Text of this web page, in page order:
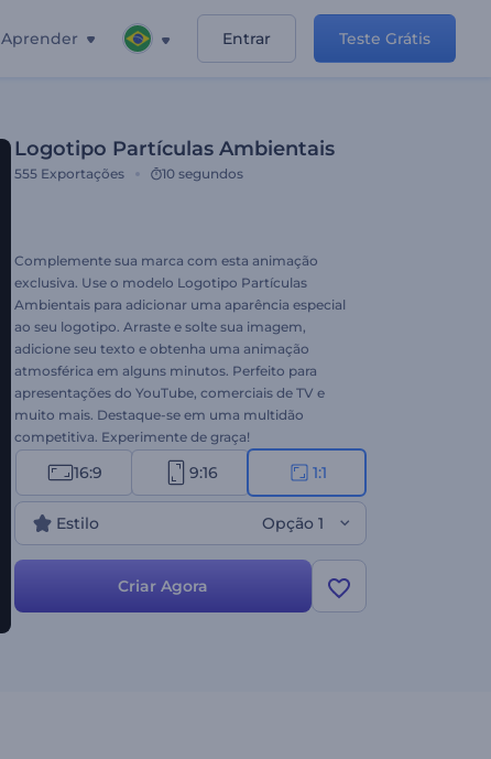
Aprender Entrar Teste Grátis
Logotipo Partículas Ambientais
555 Exportações 10 segundos
Complemente sua marca com esta animação
exclusiva. Use o modelo Logotipo Partículas
Ambientais para adicionar uma aparência especial
ao seu logotipo. Arraste e solte sua imagem,
adicione seu texto e obtenha uma animação
atmosférica em alguns minutos. Perfeito para
apresentações do YouTube, comerciais de TV e
muito mais. Destaque-se em uma multidão
competitiva. Experimente de graça!
16:9 9:16 1:1
Estilo Opção 1
Criar Agora